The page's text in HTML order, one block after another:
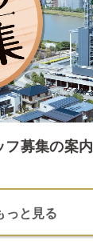
フ募集の案内
っと見る